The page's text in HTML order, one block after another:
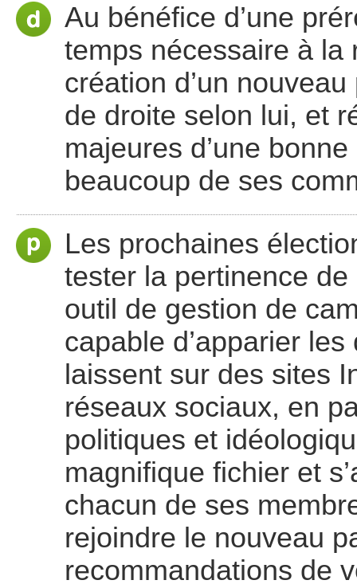
Au bénéfice d’une
temps nécessaire à la
création d’un
de droite selon lui, et
majeures d’une
beaucoup de ses
Les prochaines
tester la pertinence de
outil de gestion de
capable d’apparier
laissent sur des sites
réseaux sociaux, en
politiques et
magnifique fichier et
chacun de ses
rejoindre le nouveau
recommandations de